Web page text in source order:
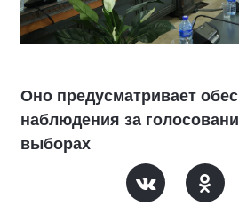
Оно предусматривает
наблюдения за
выборах